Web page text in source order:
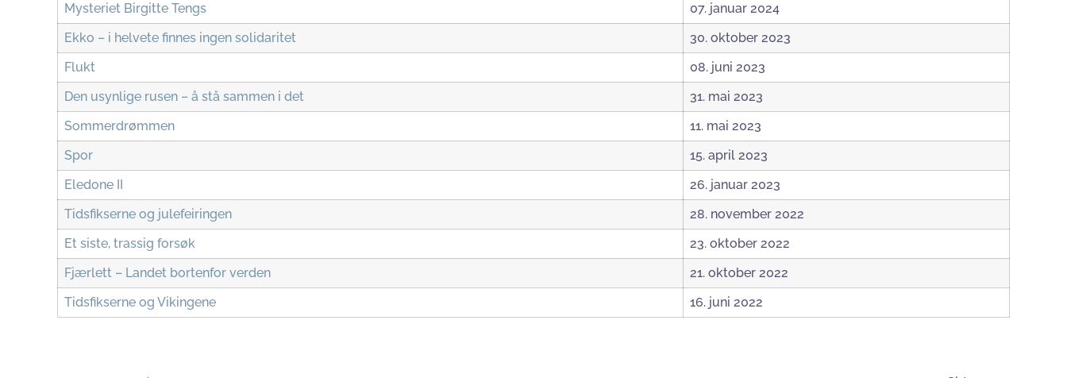
Mysteriet Birgitte Tengs
07. januar 2024
Ekko – i helvete finnes ingen solidaritet
30. oktober 2023
Flukt
08. juni 2023
Den usynlige rusen – å stå sammen i det
31. mai 2023
Sommerdrømmen
11. mai 2023
Spor
15. april 2023
Eledone II
26. januar 2023
Tidsfikserne og julefeiringen
28. november 2022
Et siste, trassig forsøk
23. oktober 2022
Fjærlett – Landet bortenfor verden
21. oktober 2022
Tidsfikserne og Vikingene
16. juni 2022